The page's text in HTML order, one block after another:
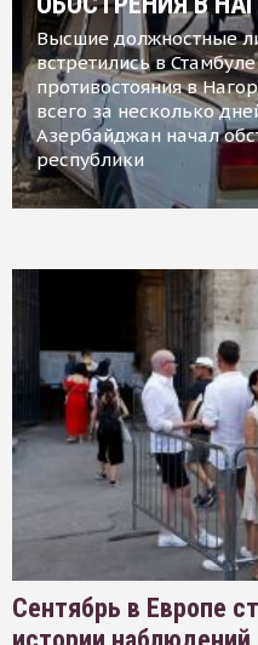
Высшие должностные
встретились в
противостояния в
всего за несколько
Азербайджан начал
республики
Сентябрь в Европе